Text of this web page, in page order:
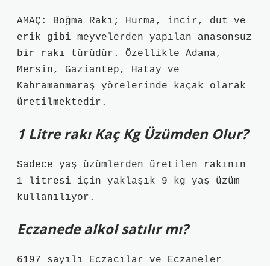
AMAÇ: Boğma Rakı; Hurma, incir, dut ve
erik gibi meyvelerden yapılan anasonsuz
bir rakı türüdür. Özellikle Adana,
Mersin, Gaziantep, Hatay ve
Kahramanmaraş yörelerinde kaçak olarak
üretilmektedir.
1 Litre rakı Kaç Kg Üzümden Olur?
Sadece yaş üzümlerden üretilen rakının
1 litresi için yaklaşık 9 kg yaş üzüm
kullanılıyor.
Eczanede alkol satılır mı?
6197 sayılı Eczacılar ve Eczaneler